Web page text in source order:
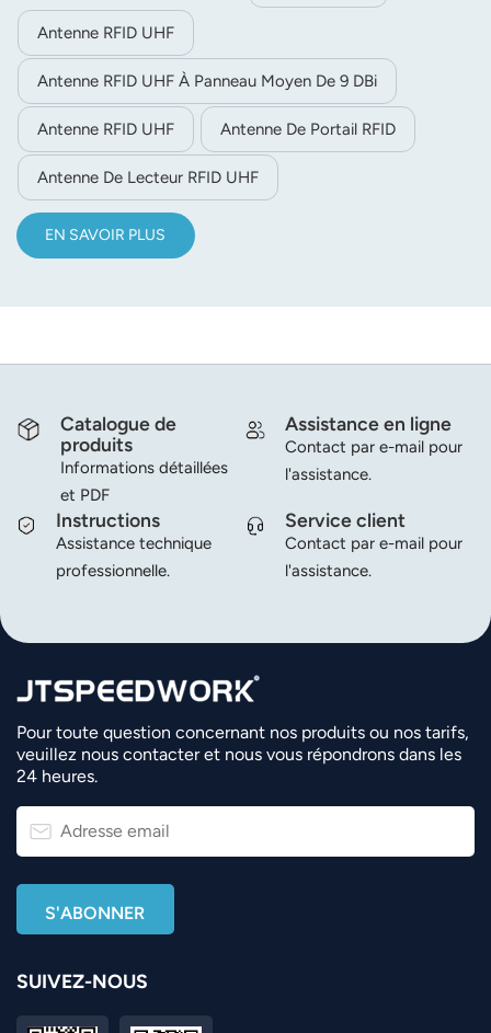
d'installation.
Antenne RFID UHF
Antenne RFID UHF À Panneau Moyen De 9 DBi
Antenne RFID UHF Antenne De Portail RFID
Antenne De Lecteur RFID UHF
EN SAVOIR PLUS
Catalogue de
produits
Informations détaillées
et PDF
Assistance en ligne
Contact par e-mail pour
l'assistance.
Instructions
Assistance technique
professionnelle.
Service client
Contact par e-mail pour
l'assistance.
Pour toute question concernant nos produits ou nos tarifs,
veuillez nous contacter et nous vous répondrons dans les
24 heures.
SUIVEZ-NOUS